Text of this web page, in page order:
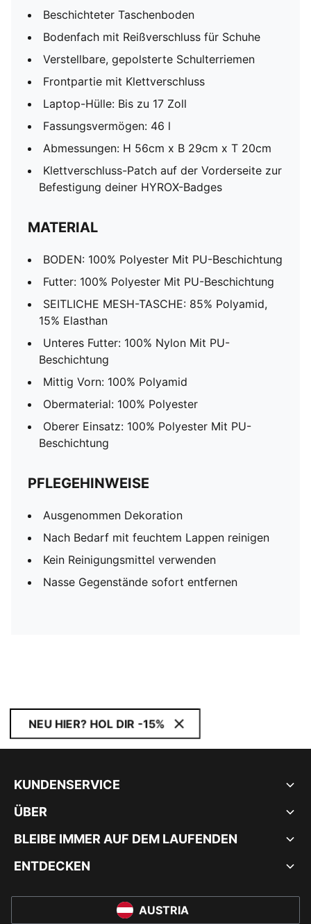
Beschichteter Taschenboden
Bodenfach mit Reißverschluss für Schuhe
Verstellbare, gepolsterte Schulterriemen
Frontpartie mit Klettverschluss
Laptop-Hülle: Bis zu 17 Zoll
Fassungsvermögen: 46 l
Abmessungen: H 56cm x B 29cm x T 20cm
Klettverschluss-Patch auf der Vorderseite zur
Befestigung deiner HYROX-Badges
MATERIAL
BODEN: 100% Polyester Mit PU-Beschichtung
Futter: 100% Polyester Mit PU-Beschichtung
SEITLICHE MESH-TASCHE: 85% Polyamid,
15% Elasthan
Unteres Futter: 100% Nylon Mit PU-
Beschichtung
Mittig Vorn: 100% Polyamid
Obermaterial: 100% Polyester
Oberer Einsatz: 100% Polyester Mit PU-
Beschichtung
PFLEGEHINWEISE
Ausgenommen Dekoration
Nach Bedarf mit feuchtem Lappen reinigen
Kein Reinigungsmittel verwenden
Nasse Gegenstände sofort entfernen
NEU HIER? HOL DIR -15%
KUNDENSERVICE
ÜBER
BLEIBE IMMER AUF DEM LAUFENDEN
ENTDECKEN
AUSTRIA